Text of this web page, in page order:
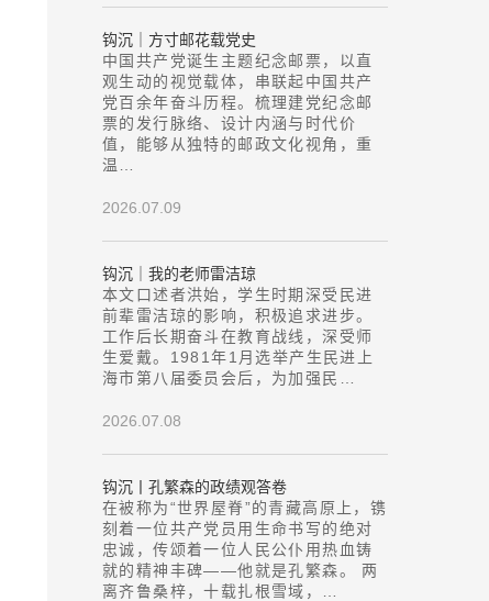
钩沉｜方寸邮花载党史
中国共产党诞生主题纪念邮票，以直
观生动的视觉载体，串联起中国共产
党百余年奋斗历程。梳理建党纪念邮
票的发行脉络、设计内涵与时代价
值，能够从独特的邮政文化视角，重
温…
2026.07.09
钩沉｜我的老师雷洁琼
本文口述者洪始，学生时期深受民进
前辈雷洁琼的影响，积极追求进步。
工作后长期奋斗在教育战线，深受师
生爱戴。1981年1月选举产生民进上
海市第八届委员会后，为加强民…
2026.07.08
钩沉丨孔繁森的政绩观答卷
在被称为“世界屋脊”的青藏高原上，镌
刻着一位共产党员用生命书写的绝对
忠诚，传颂着一位人民公仆用热血铸
就的精神丰碑——他就是孔繁森。 两
离齐鲁桑梓，十载扎根雪域，…